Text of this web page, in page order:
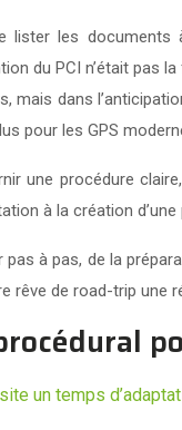
lister les documents
du PCI n’était pas
mais dans
pour les GPS
une procédure
à la création
à pas, de la
rêve de road-trip une
un temps